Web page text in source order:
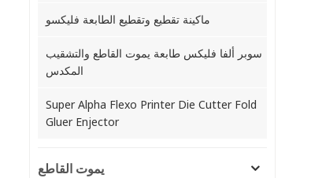
ماكينة تقطيع وتقطيع الطابعة فليكسو
سوبر ألفا فليكس طابعة يموت القاطع والتشقيب
المكدس
Super Alpha Flexo Printer Die Cutter Fold
Gluer Enjector
يموت القاطع